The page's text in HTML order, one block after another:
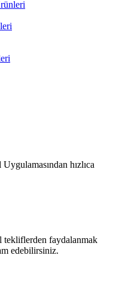
hızlıca
tekliflerden faydalanmak
edebilirsiniz.